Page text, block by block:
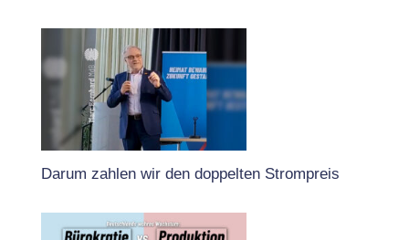
Darum zahlen wir den doppelten Strompreis